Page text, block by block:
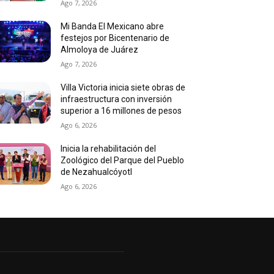
Ago 7, 2026
Mi Banda El Mexicano abre
festejos por Bicentenario de
Almoloya de Juárez
Ago 7, 2026
Villa Victoria inicia siete obras de
infraestructura con inversión
superior a 16 millones de pesos
Ago 6, 2026
Inicia la rehabilitación del
Zoológico del Parque del Pueblo
de Nezahualcóyotl
Ago 6, 2026